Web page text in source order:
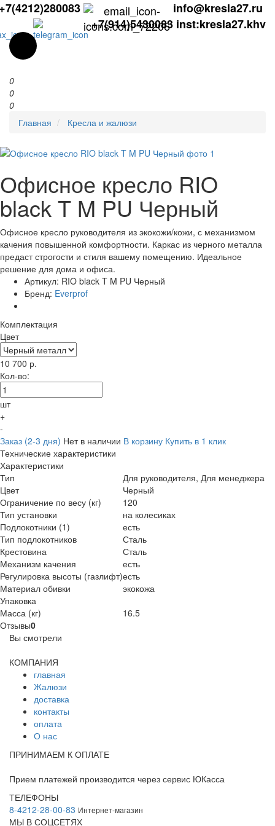
info@kresla27.ru
+7(914)5430083 inst:kresla27.khv
0
0
0
Главная
Кресла и жалюзи
Офисное кресло RIO
black T M PU Черный
Офисное кресло руководителя из экокожи/кожи, с механизмом
качения повышенной комфортности. Каркас из черного металла
предаст строгости и стиля вашему помещению. Идеальное
решение для дома и офиса.
Артикул: RIO black T M PU Черный
Бренд: Everprof
Комплектация
Цвет
10 700 р.
Кол-во:
шт
+
-
Заказ (2-3 дня) Нет в наличии В корзину Купить в 1 клик
Технические характеристики
Характеристики
Тип
Для руководителя, Для менеджера
Цвет
Черный
Ограничение по весу (кг)
120
Тип установки
на колесиках
Подлокотники (1)
есть
Тип подлокотников
Сталь
Крестовина
Сталь
Механизм качения
есть
Регулировка высоты (газлифт)есть
Материал обивки
экокожа
Упаковка
Масса (кг)
16.5
Отзывы0
Вы смотрели
КОМПАНИЯ
главная
Жалюзи
доставка
контакты
оплата
О нас
ПРИНИМАЕМ К ОПЛАТЕ
Прием платежей производится через сервис ЮКасса
ТЕЛЕФОНЫ
8-4212-28-00-83 Интернет-магазин
МЫ В СОЦСЕТЯХ